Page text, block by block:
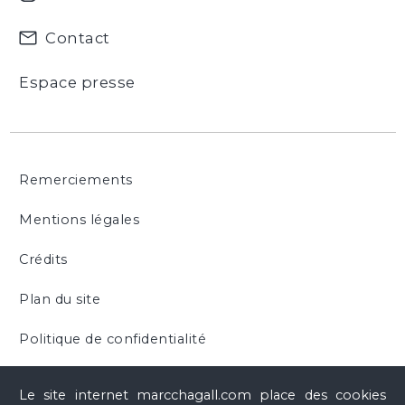
Le site internet marcchagall.com place des cookies
Contact
Espace presse
Remerciements
Mentions légales
Crédits
Plan du site
Politique de confidentialité